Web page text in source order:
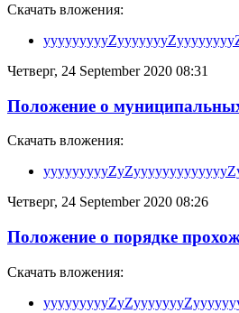
Скачать вложения:
Четверг, 24 September 2020 08:31
Положение о
Скачать вложения:
Четверг, 24 September 2020 08:26
Положение о порядке
Скачать вложения: